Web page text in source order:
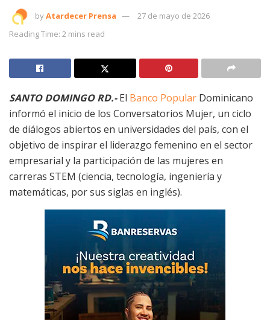
byAtardecer Prensa
27 de mayo de 2026
Reading Time: 2 mins read
SANTO DOMINGO RD.-El Banco Popular Dominicano
informó el inicio de los Conversatorios Mujer, un ciclo
de diálogos abiertos en universidades del país, con el
objetivo de inspirar el liderazgo femenino en el sector
empresarial y la participación de las mujeres en
carreras STEM (ciencia, tecnología, ingeniería y
matemáticas, por sus siglas en inglés).